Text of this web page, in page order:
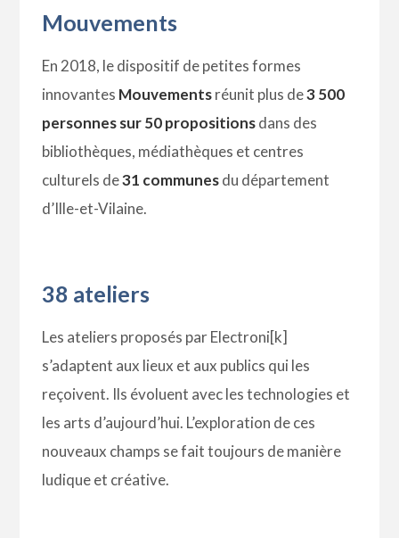
Mouvements
En 2018, le dispositif de petites formes
innovantes Mouvementsréunit plus de3 500
personnes sur 50 propositionsdans des
bibliothèques, médiathèques et centres
culturels de31 communesdu département
d’Ille-et-Vilaine.
38 ateliers
Les ateliers proposés par Electroni[k]
s’adaptent aux lieux et aux publics qui les
reçoivent. Ils évoluent avec les technologies et
les arts d’aujourd’hui. L’exploration de ces
nouveaux champs se fait toujours de manière
ludique et créative.